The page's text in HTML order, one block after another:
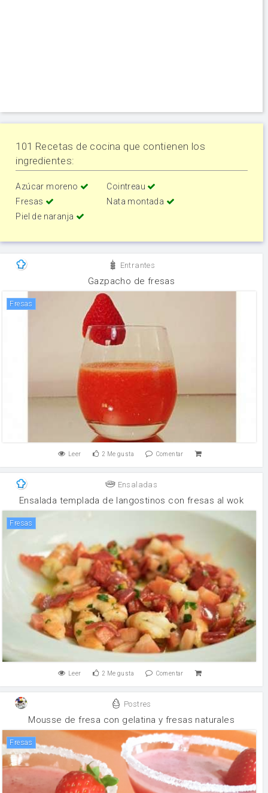
101 Recetas de cocina que contienen los
ingredientes:
Azúcar moreno
Cointreau
Fresas
Nata montada
Piel de naranja
Entrantes
Gazpacho de fresas
Fresas
Leer 2 Me gusta Comentar
Ensaladas
Ensalada templada de langostinos con fresas al wok
Fresas
Leer 2 Me gusta Comentar
Postres
Mousse de fresa con gelatina y fresas naturales
Fresas